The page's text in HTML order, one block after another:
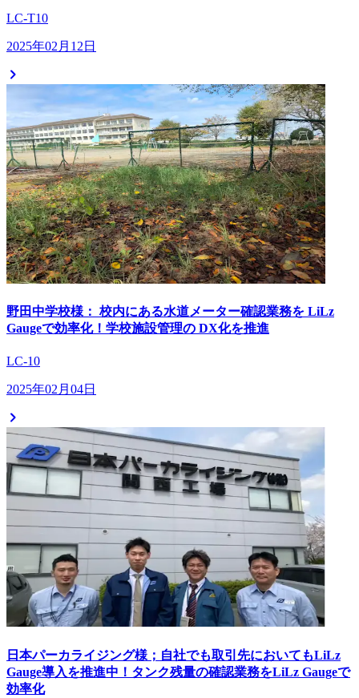
LC-T10
2025年02月12日
野田中学校様： 校内にある水道メーター確認業務を LiLz
Gaugeで効率化！学校施設管理の DX化を推進
LC-10
2025年02月04日
日本パーカライジング様；自社でも取引先においてもLiLz
Gauge導入を推進中！タンク残量の確認業務をLiLz Gaugeで
効率化